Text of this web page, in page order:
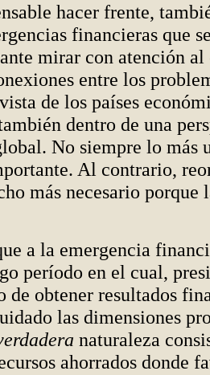
hacer frente,
financieras que
mirar con atención al
entre los
de los países
dentro de una
No siempre lo más
Al contrario,
más necesario porque
a la emergencia
período en el cual,
obtener resultados
las dimensiones
naturaleza
ahorrados donde